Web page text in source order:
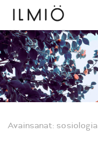
Avainsanat: sosiologia